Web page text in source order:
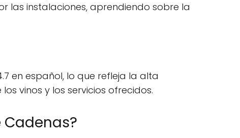
las instalaciones, aprendiendo sobre la
en español, lo que refleja la alta
vinos y los servicios ofrecidos.